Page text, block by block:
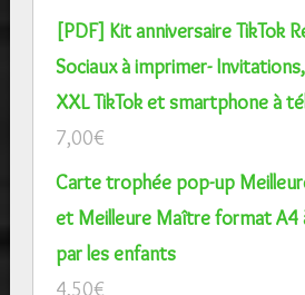
[PDF] Kit anniversaire TikTok
Sociaux à imprimer-
XXL TikTok et smartphone à
7,00€
Carte trophée pop-up
et Meilleure Maître format A4
par les enfants
4,50€